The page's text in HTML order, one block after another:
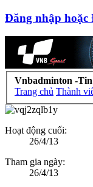
Đăng nhập hoặc
Vnbadminton -
Trang chủ Thành
Hoạt động cuối:
26/4/13
Tham gia ngày:
26/4/13